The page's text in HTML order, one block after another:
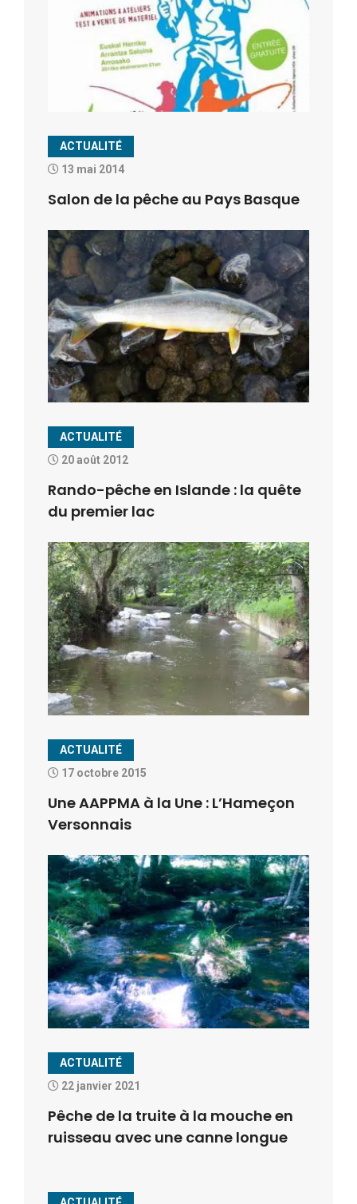
ACTUALITÉ
13 mai 2014
Salon de la pêche au Pays Basque
ACTUALITÉ
20 août 2012
Rando-pêche en Islande : la quête
du premier lac
ACTUALITÉ
17 octobre 2015
Une AAPPMA à la Une : L’Hameçon
Versonnais
ACTUALITÉ
22 janvier 2021
Pêche de la truite à la mouche en
ruisseau avec une canne longue